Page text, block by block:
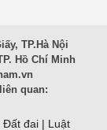
TP.Hà Nội
Hồ Chí Minh
quan:
Đất đai | Luật